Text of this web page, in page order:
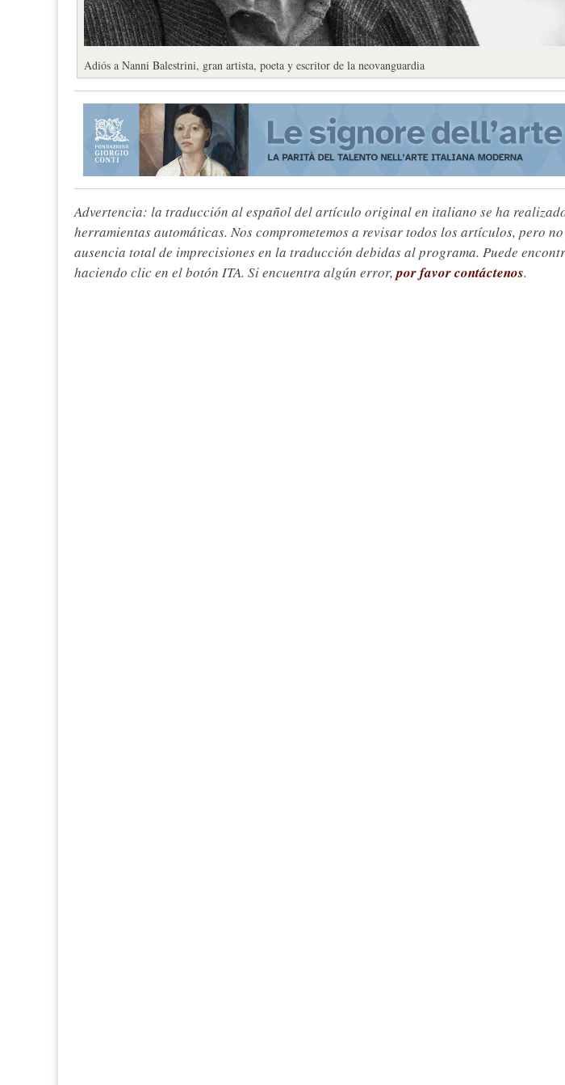
Adiós a Nanni Balestrini, gran artista, poeta y escritor de la neovanguardia
Advertencia: la traducción al español del artículo original en italiano se ha
herramientas automáticas. Nos comprometemos a revisar todos los artículos, pero
ausencia total de imprecisiones en la traducción debidas al programa. Puede
haciendo clic en el botón ITA. Si encuentra algún error,por favor contáctenos.